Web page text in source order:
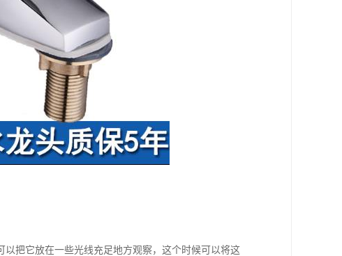
把它放在一些光线充足地方观察，这个时候可以将这